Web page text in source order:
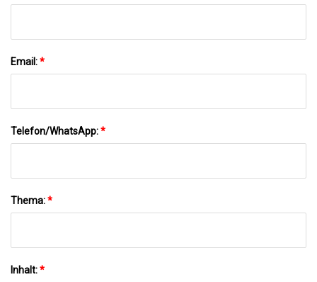
Email:*
Telefon/WhatsApp:*
Thema:*
Inhalt:*